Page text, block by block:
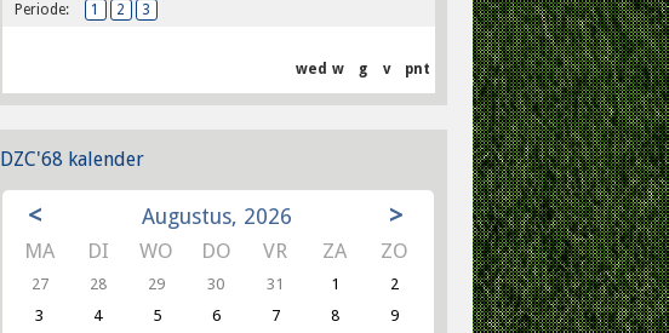
Periode: 1 2 3
wed w g v pnt
DZC'68 kalender
< Augustus, 2026 >
MA DI WO DO VR ZA ZO
27 28 29 30 31 1
2
3
4 5 6 7 8
9